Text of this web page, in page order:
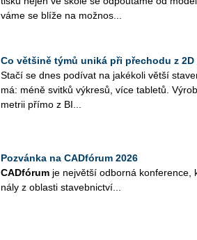
vá­me se blíže na mož­nos­...
Co většině týmů uniká při přechodu z 2D
Stačí se dnes po­dí­vat na ja­ké­ko­li větší
má: méně svit­ků vý­kre­sů, více table­tů.
me­t­rii přímo z BI...
Pozvánka na CADfórum 2026
CAD­fó­rum je nej­vět­ší od­bor­ná
ná­ly z ob­las­ti sta­veb­nic­tví...